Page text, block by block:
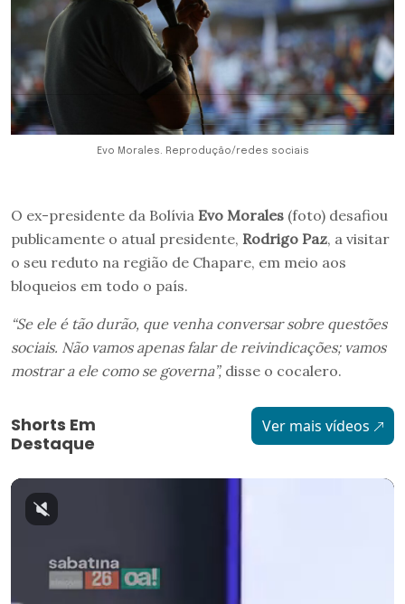
Evo Morales. Reprodução/redes sociais
O ex-presidente da Bolívia Evo Morales (foto) desafiou
publicamente o atual presidente, Rodrigo Paz, a visitar
o seu reduto na região de Chapare, em meio aos
bloqueios em todo o país.
“Se ele é tão durão, que venha conversar sobre questões
sociais. Não vamos apenas falar de reivindicações; vamos
mostrar a ele como se governa”, disse o cocalero.
Shorts Em
Destaque
Ver mais vídeos